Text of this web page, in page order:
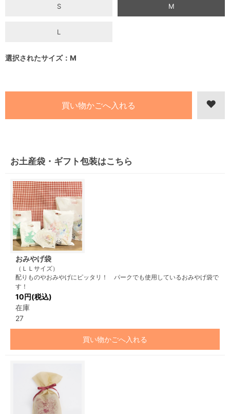
S M
L
選択されたサイズ：M
お土産袋・ギフト包装はこちら
おみやげ袋
（ＬＬサイズ）
配りものやおみやげにピッタリ！ パークでも使用しているおみやげ袋で
す！
10円(税込)
在庫
27
買い物かごへ入れる